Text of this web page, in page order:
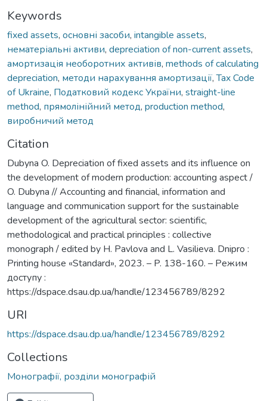
Keywords
fixed assets, основні засоби, intangible assets,
нематеріальні активи, depreciation of non-current assets,
амортизація необоротних активів, methods of calculating
depreciation, методи нарахування амортизації,Tax Code
of Ukraine, Податковий кодекс України, straight-line
method, прямолінійний метод, production method,
виробничий метод
Citation
Dubyna O. Depreciation of fixed assets and its influence on
the development of modern production: accounting aspect /
O. Dubyna // Accounting and financial, information and
language and communication support for the sustainable
development of the agricultural sector: scientific,
methodological and practical principles : collective
monograph / edited by H. Pavlova and L. Vasilieva. Dnipro :
Printing house «Standard», 2023. – P. 138-160. – Режим
доступу :
https://dspace.dsau.dp.ua/handle/123456789/8292
URI
https://dspace.dsau.dp.ua/handle/123456789/8292
Collections
Монографії, розділи монографій